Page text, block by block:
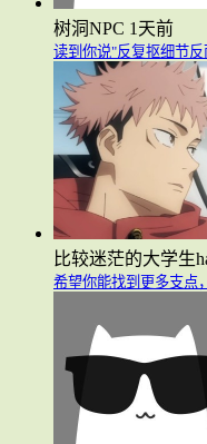
树洞NPC 1天前
读到你说"反复抠细节
比较迷茫的大学生
希望你能找到更多支点